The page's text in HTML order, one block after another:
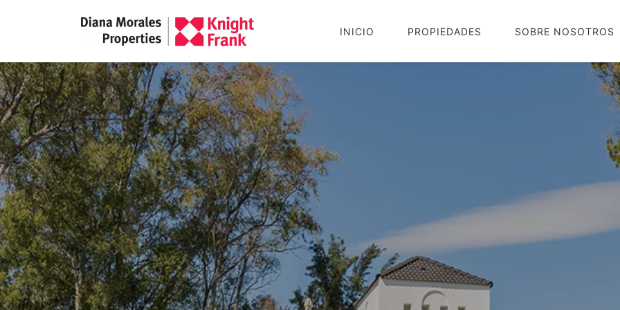
INICIO PROPIEDADES SOBRE NOSOTROS